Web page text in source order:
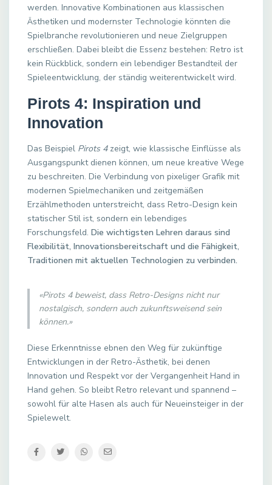
werden. Innovative Kombinationen aus klassischen
Ästhetiken und modernster Technologie könnten die
Spielbranche revolutionieren und neue Zielgruppen
erschließen. Dabei bleibt die Essenz bestehen: Retro ist
kein Rückblick, sondern ein lebendiger Bestandteil der
Spieleentwicklung, der ständig weiterentwickelt wird.
Pirots 4: Inspiration und
Innovation
Das Beispiel Pirots 4zeigt, wie klassische Einflüsse als
Ausgangspunkt dienen können, um neue kreative Wege
zu beschreiten. Die Verbindung von pixeliger Grafik mit
modernen Spielmechaniken und zeitgemäßen
Erzählmethoden unterstreicht, dass Retro-Design kein
statischer Stil ist, sondern ein lebendiges
Forschungsfeld. Die wichtigsten Lehren daraus sind
Flexibilität, Innovationsbereitschaft und die Fähigkeit,
Traditionen mit aktuellen Technologien zu verbinden.
«Pirots 4 beweist, dass Retro-Designs nicht nur
nostalgisch, sondern auch zukunftsweisend sein
können.»
Diese Erkenntnisse ebnen den Weg für zukünftige
Entwicklungen in der Retro-Ästhetik, bei denen
Innovation und Respekt vor der Vergangenheit Hand in
Hand gehen. So bleibt Retro relevant und spannend –
sowohl für alte Hasen als auch für Neueinsteiger in der
Spielewelt.